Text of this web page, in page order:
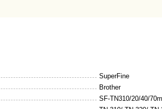
SuperFine
Brother
SF-TN310/20/40/70m